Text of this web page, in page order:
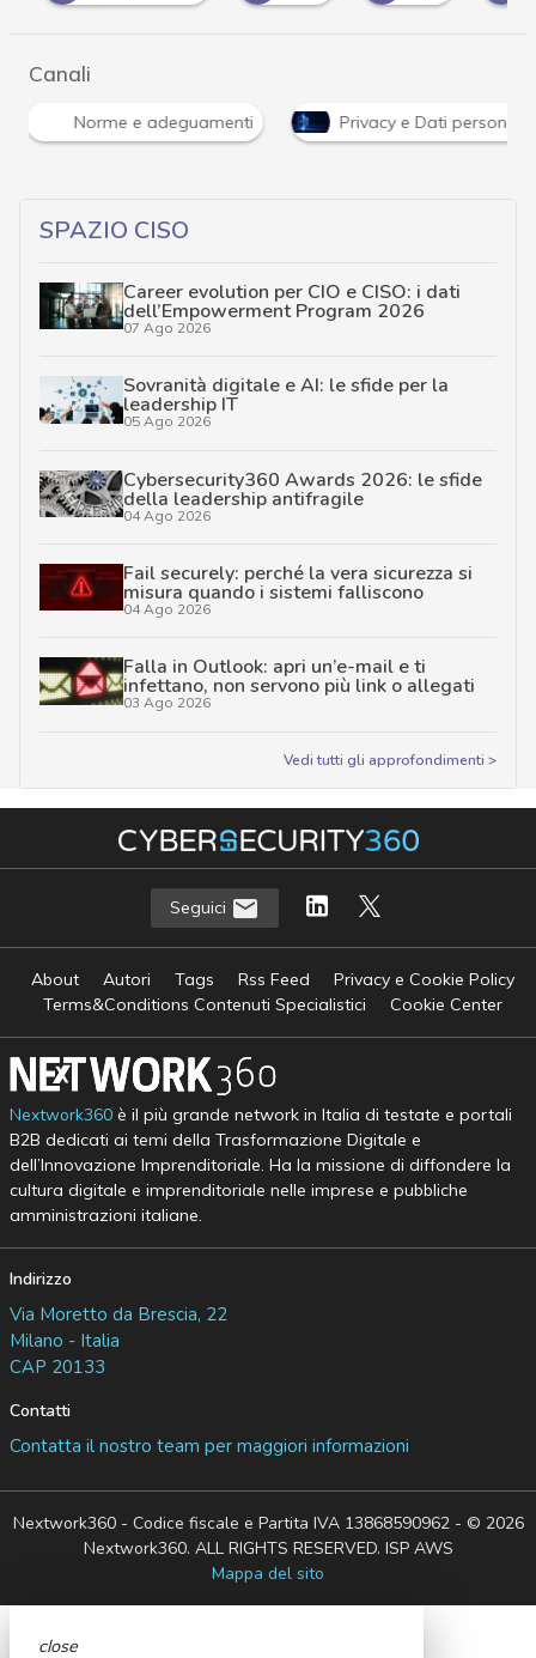
Canali
Norme e adeguamenti Privacy e Dati personali
SPAZIO CISO
Career evolution per CIO e CISO: i dati
dell’Empowerment Program 2026
07 Ago 2026
Sovranità digitale e AI: le sfide per la
leadership IT
05 Ago 2026
Cybersecurity360 Awards 2026: le sfide
della leadership antifragile
04 Ago 2026
Fail securely: perché la vera sicurezza si
misura quando i sistemi falliscono
04 Ago 2026
Falla in Outlook: apri un’e-mail e ti
infettano, non servono più link o allegati
03 Ago 2026
Vedi tutti gli approfondimenti >
Seguici
About Autori Tags Rss Feed
Privacy e Cookie Policy
Terms&Conditions Contenuti Specialistici
Cookie Center
Nextwork360è il più grande network in Italia di testate e portali
B2B dedicati ai temi della Trasformazione Digitale e
dell’Innovazione Imprenditoriale. Ha la missione di diffondere la
cultura digitale e imprenditoriale nelle imprese e pubbliche
amministrazioni italiane.
Indirizzo
Via Moretto da Brescia, 22
Milano - Italia
CAP 20133
Contatti
Contatta il nostro team per maggiori informazioni
Nextwork360 - Codice fiscale e Partita IVA 13868590962 - © 2026
Nextwork360. ALL RIGHTS RESERVED. ISP AWS
Mappa del sito
close